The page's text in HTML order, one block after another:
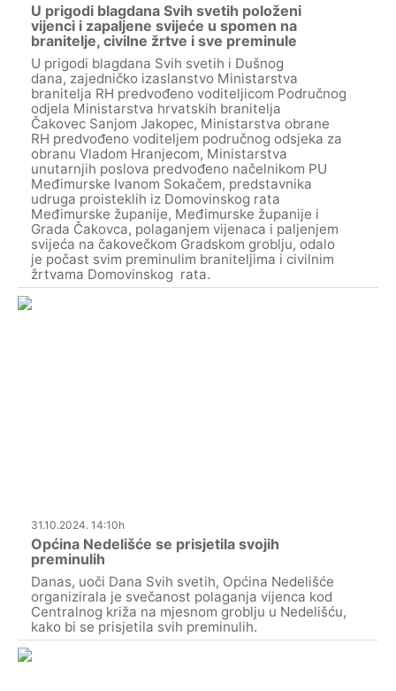
U prigodi blagdana Svih svetih položeni
vijenci i zapaljene svijeće u spomen na
branitelje, civilne žrtve i sve preminule
U prigodi blagdana Svih svetih i Dušnog
dana, zajedničko izaslanstvo Ministarstva
branitelja RH predvođeno voditeljicom Područnog
odjela Ministarstva hrvatskih branitelja
Čakovec Sanjom Jakopec, Ministarstva obrane
RH predvođeno voditeljem područnog odsjeka za
obranu Vladom Hranjecom, Ministarstva
unutarnjih poslova predvođeno načelnikom PU
Međimurske Ivanom Sokačem, predstavnika
udruga proisteklih iz Domovinskog rata
Međimurske županije, Međimurske županije i
Grada Čakovca, polaganjem vijenaca i paljenjem
svijeća na čakovečkom Gradskom groblju, odalo
je počast svim preminulim braniteljima i civilnim
žrtvama Domovinskog rata.
31.10.2024. 14:10h
Općina Nedelišće se prisjetila svojih
preminulih
Danas, uoči Dana Svih svetih, Općina Nedelišće
organizirala je svečanost polaganja vijenca kod
Centralnog križa na mjesnom groblju u Nedelišću,
kako bi se prisjetila svih preminulih.